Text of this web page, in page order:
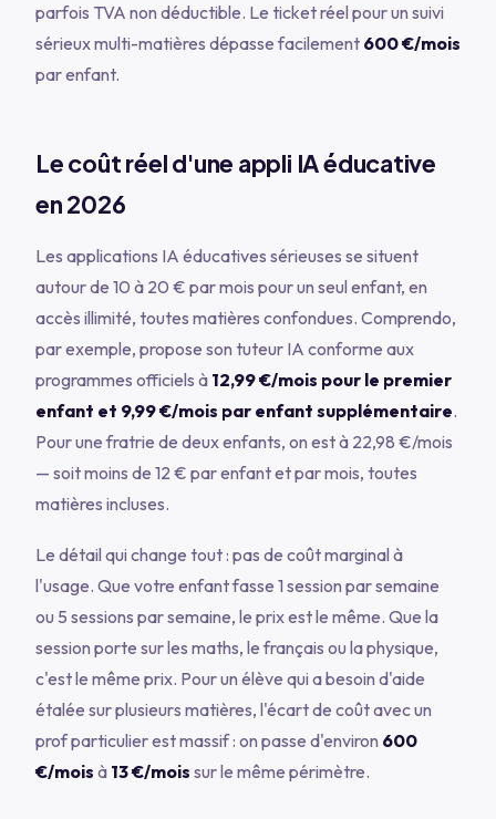
parfois TVA non déductible. Le ticket réel pour un suivi
sérieux multi-matières dépasse facilement 600 €/mois
par enfant.
Le coût réel d'une appli IA éducative
en 2026
Les applications IA éducatives sérieuses se situent
autour de 10 à 20 € par mois pour un seul enfant, en
accès illimité, toutes matières confondues. Comprendo,
par exemple, propose son tuteur IA conforme aux
programmes officiels à 12,99 €/mois pour le premier
enfant et 9,99 €/mois par enfant supplémentaire.
Pour une fratrie de deux enfants, on est à 22,98 €/mois
— soit moins de 12 € par enfant et par mois, toutes
matières incluses.
Le détail qui change tout : pas de coût marginal à
l'usage. Que votre enfant fasse 1 session par semaine
ou 5 sessions par semaine, le prix est le même. Que la
session porte sur les maths, le français ou la physique,
c'est le même prix. Pour un élève qui a besoin d'aide
étalée sur plusieurs matières, l'écart de coût avec un
prof particulier est massif : on passe d'environ 600
€/mois à 13 €/mois sur le même périmètre.